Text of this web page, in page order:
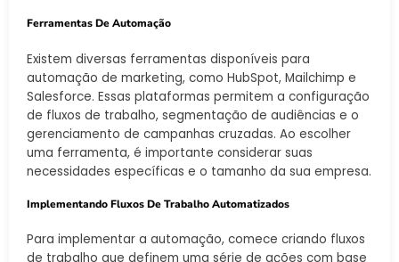
Ferramentas De Automação
Existem diversas ferramentas disponíveis para
automação de marketing, como HubSpot, Mailchimp e
Salesforce. Essas plataformas permitem a configuração
de fluxos de trabalho, segmentação de audiências e o
gerenciamento de campanhas cruzadas. Ao escolher
uma ferramenta, é importante considerar suas
necessidades específicas e o tamanho da sua empresa.
Implementando Fluxos De Trabalho Automatizados
Para implementar a automação, comece criando fluxos
de trabalho que definem uma série de ações com base